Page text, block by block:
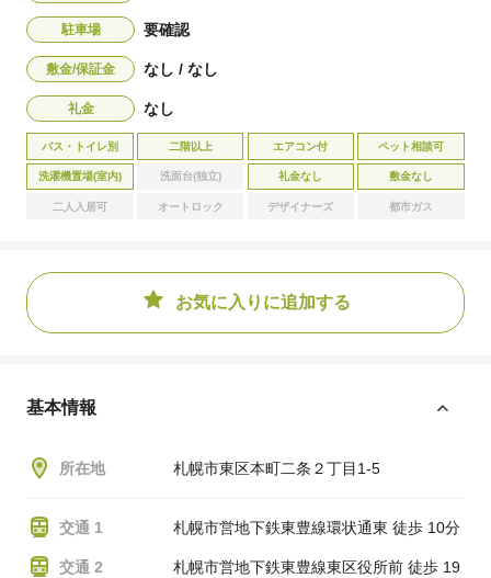
駐車場 要確認
敷金/保証金 なし / なし
礼金 なし
バス・トイレ別 二階以上 エアコン付 ペット相談可
洗濯機置場(室内) 洗面台(独立) 礼金なし 敷金なし
二人入居可 オートロック デザイナーズ 都市ガス
お気に入りに追加する
基本情報
所在地 札幌市東区本町二条２丁目1-5
交通 1 札幌市営地下鉄東豊線環状通東 徒歩 10分
交通 2
札幌市営地下鉄東豊線東区役所前 徒歩 19